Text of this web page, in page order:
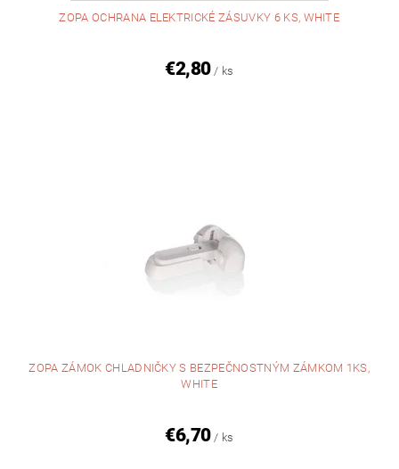
ZOPA OCHRANA ELEKTRICKÉ ZÁSUVKY 6 KS, WHITE
€2,80 / ks
ZOPA ZÁMOK CHLADNIČKY S BEZPEČNOSTNÝM ZÁMKOM 1KS,
WHITE
€6,70 / ks